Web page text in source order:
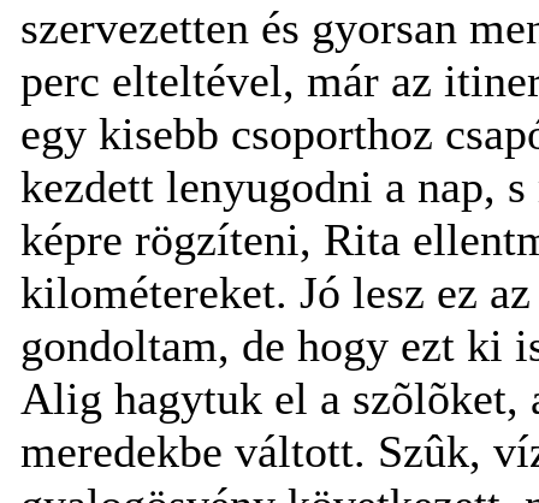
szervezetten és gyorsan
perc elteltével, már az
egy kisebb csoporthoz
kezdett lenyugodni a nap,
képre rögzíteni, Rita
kilométereket. Jó lesz ez
gondoltam, de hogy ezt ki
Alig hagytuk el a szõlõket,
meredekbe váltott. Szûk,